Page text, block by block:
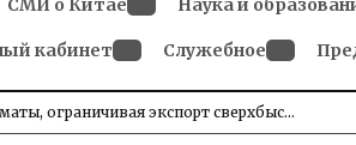
СМИ о Китае
dropdown
menu
Наука и
кабинет
dropdown
menu
Служебное
dropdown
menu
ограничивая экспорт сверхбыс…